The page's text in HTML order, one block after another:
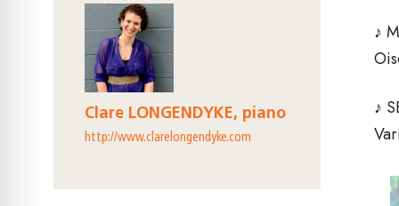
♪
♪
Clare LONGENDYKE, piano
http://www.clarelongendyke.com